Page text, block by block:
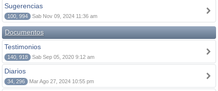
Sugerencias
100, 994 Sab Nov 09, 2024 11:36 am
Documentos
Testimonios
140, 918 Sab Sep 05, 2020 9:12 am
Diarios
34, 296 Mar Ago 27, 2024 10:55 pm